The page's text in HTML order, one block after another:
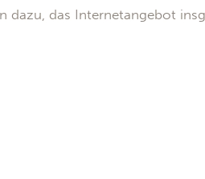
dazu, das Internetangebot